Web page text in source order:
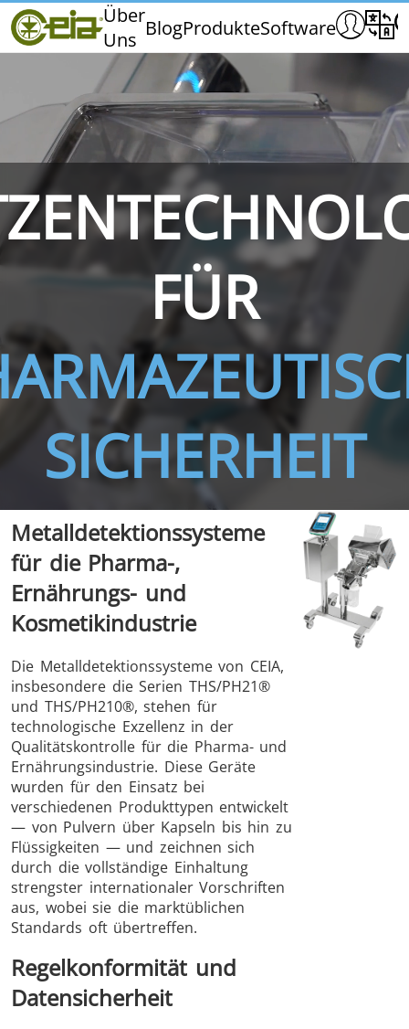
Über
Uns BlogProdukteSoftware
Home
CEIA
Messen und Veranstaltungen
THS/PH210 THS/PH210-FFV THS/
THS/PH21N-FB THS/PH21N-FFV
THS/
D25
THS/FBB
THS/MBB
THS/GMS21
THS/G21
THS Production
4.0
MD-SCOPE
FÜR
SICHERHEIT
Metalldetektionssysteme
für die Pharma-,
Ernährungs- und
Kosmetikindustrie
Die Metalldetektionssysteme von CEIA,
insbesondere die Serien THS/PH21®
und THS/PH210®, stehen für
technologische Exzellenz in der
Qualitätskontrolle für die Pharma- und
Ernährungsindustrie. Diese Geräte
wurden für den Einsatz bei
verschiedenen Produkttypen entwickelt
— von Pulvern über Kapseln bis hin zu
Flüssigkeiten — und zeichnen sich
durch die vollständige Einhaltung
strengster internationaler Vorschriften
aus, wobei sie die marktüblichen
Standards oft übertreffen.
Regelkonformität und
Datensicherheit